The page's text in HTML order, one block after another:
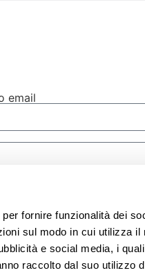
fornire funzionalità dei
sul modo in cui utilizza il
e social media, i
raccolto dal suo utilizzo
email
riservata
email